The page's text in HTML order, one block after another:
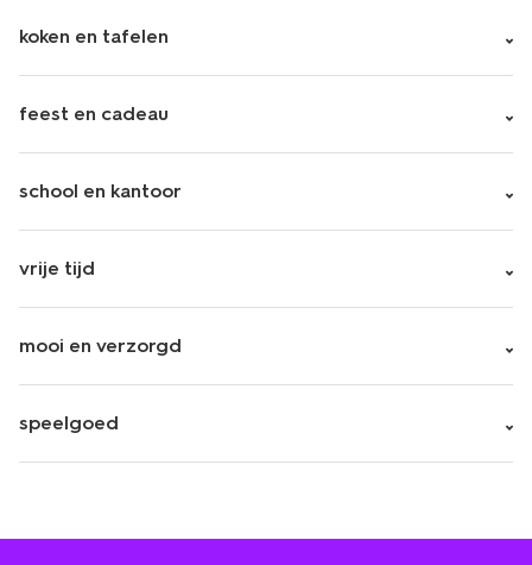
koken en tafelen
feest en cadeau
school en kantoor
vrije tijd
mooi en verzorgd
speelgoed